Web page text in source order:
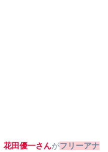
花田優一さんがフリーアナ